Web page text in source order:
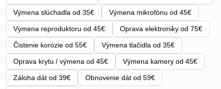
Výmena slúchadla od 35€ Výmena mikrofónu od 45€
Výmena reproduktoru od 45€ Oprava elektroniky od 75€
Čistenie korózie od 55€ Výmena tlačidla od 35€
Oprava krytu / výmena od 45€ Výmena kamery od 45€
Záloha dát od 39€ Obnovenie dát od 59€